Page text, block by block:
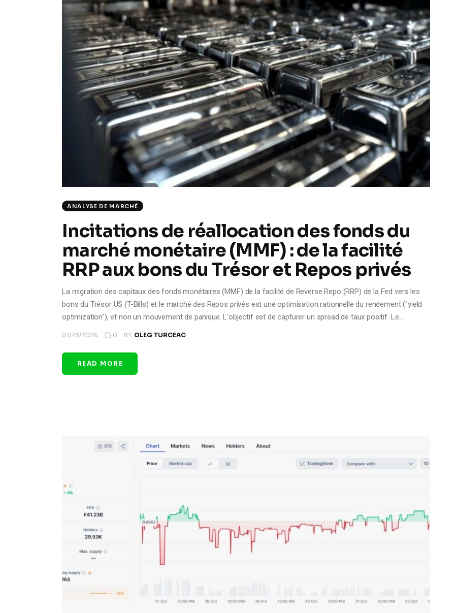
ANALYSE DE MARCHÉ
Incitations de réallocation des fonds du
marché monétaire (MMF) : de la facilité
RRP aux bons du Trésor et Repos privés
La migration des capitaux des fonds monétaires (MMF) de la facilité de Reverse Repo (RRP) de la Fed vers les
bons du Trésor US (T-Bills) et le marché des Repos privés est une optimisation rationnelle du rendement ("yield
optimization"), et non un mouvement de panique. L'objectif est de capturer un spread de taux positif. Le…
01/28/2026 0 BY OLEG TURCEAC
READ MORE